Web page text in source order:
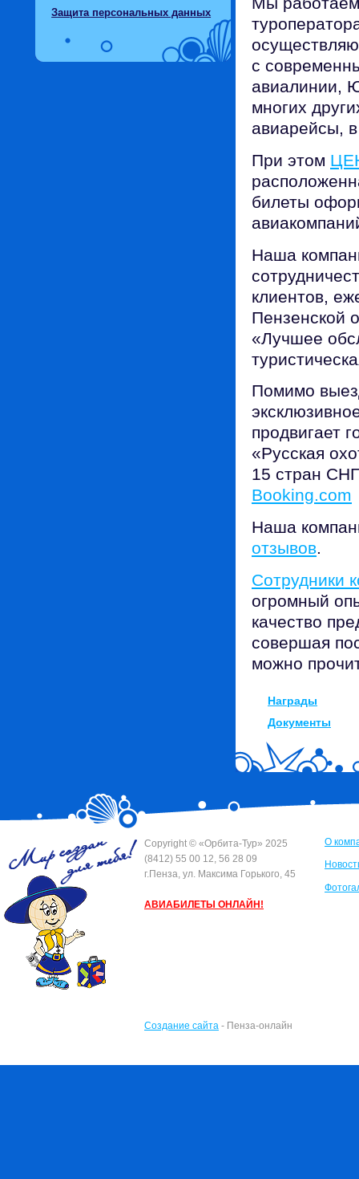
Защита персональных данных
с
авиалинии,
многих
авиарейсы,
При этом
билеты
Наша
клиентов,
Пензенской
«Лучшее
Помимо
продвигает
«Русская
15 стран
Booking.com
Наша
отзывов.
Сотрудники
огромный
качество
совершая
можно
Награды
Документы
Сopyright © «Орбита-Тур» 2025
(8412) 55 00 12, 56 28 09
г.Пенза, ул. Максима Горького, 45
АВИАБИЛЕТЫ ОНЛАЙН!
Создание сайта - Пенза-онлайн
О